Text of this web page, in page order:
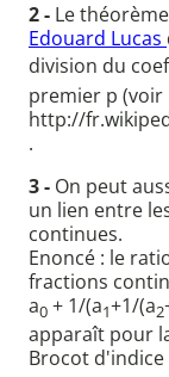
2 - Le
Edouard Lucas
division du
premier p (voir
http://
.
3 - On peut
un lien entre
continues.
Enoncé : le
fractions
a0 + 1/(a1+1/(a2
apparaît pour
Brocot d'indice